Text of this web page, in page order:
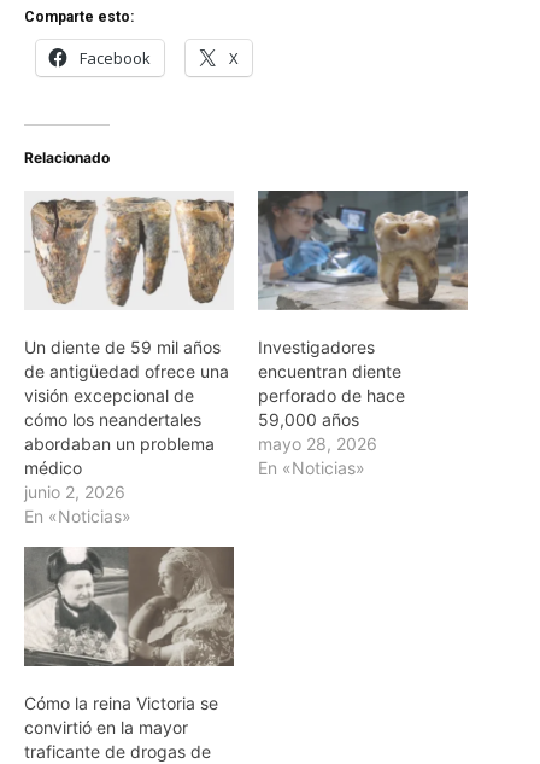
Comparte esto:
Facebook X
Relacionado
Un diente de 59 mil años
de antigüedad ofrece una
visión excepcional de
cómo los neandertales
abordaban un problema
médico
junio 2, 2026
En «Noticias»
Investigadores
encuentran diente
perforado de hace
59,000 años
mayo 28, 2026
En «Noticias»
Cómo la reina Victoria se
convirtió en la mayor
traficante de drogas de